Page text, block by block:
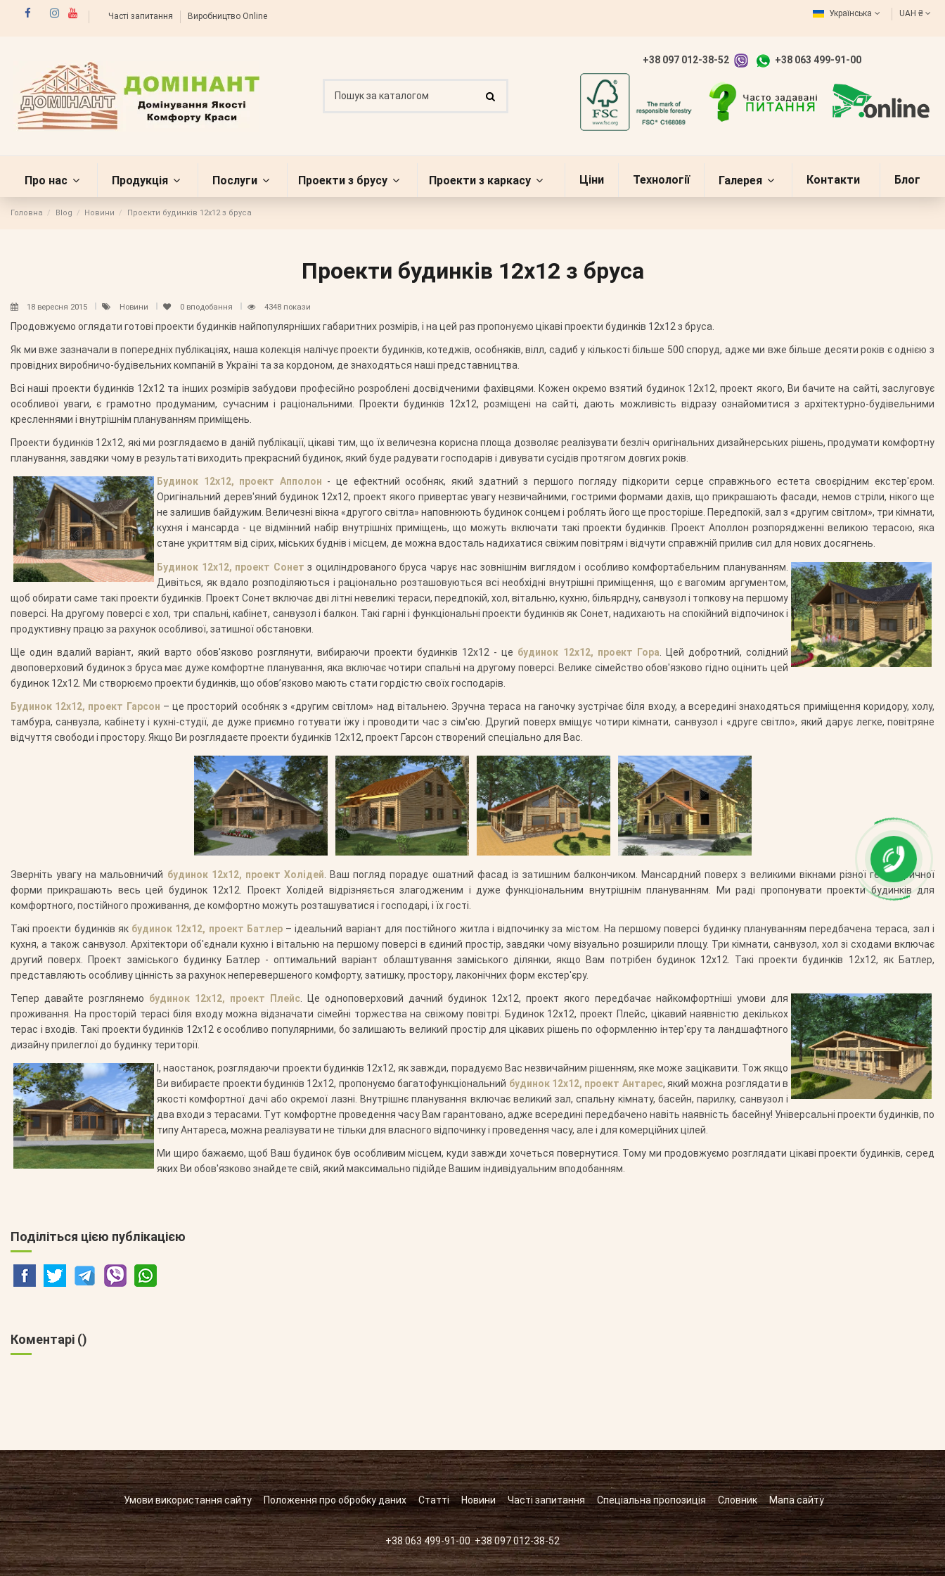
Часті запитання Виробництво Online Українська UAH ₴
+38 097 012-38-52 +38 063 499-91-00
Про нас Продукція Послуги Проекти з брусу Проекти з каркасу Ціни Технології Галерея Контакти Блог
Головна Blog Новини Проекти будинків 12х12 з бруса
Проекти будинків 12х12 з бруса
18 вересня 2015 Новини 0 вподобання 4348 покази
Продовжуємо оглядати готові проекти будинків найпопулярніших габаритних розмірів, і на цей раз пропонуємо цікаві проекти будинків 12х12 з бруса.
Як ми вже зазначали в попередніх публікаціях, наша колекція налічує проекти будинків, котеджів, особняків, вілл, садиб у кількості більше 500 споруд, адже ми вже більше десяти років є однією з
провідних виробничо-будівельних компаній в Україні та за кордоном, де знаходяться наші представництва.
Всі наші проекти будинків 12х12 та інших розмірів забудови професійно розроблені досвідченими фахівцями. Кожен окремо взятий будинок 12х12, проект якого, Ви бачите на сайті, заслуговує
особливої уваги, є грамотно продуманим, сучасним і раціональними. Проекти будинків 12х12, розміщені на сайті, дають можливість відразу ознайомитися з архітектурно-будівельними
кресленнями і внутрішнім плануванням приміщень.
Проекти будинків 12х12, які ми розглядаємо в даній публікації, цікаві тим, що їх величезна корисна площа дозволяє реалізувати безліч оригінальних дизайнерських рішень, продумати комфортну
планування, завдяки чому в результаті виходить прекрасний будинок, який буде радувати господарів і дивувати сусідів протягом довгих років.
Будинок 12х12, проект Апполон - це ефектний особняк, який здатний з першого погляду підкорити серце справжнього естета своєрідним екстер'єром.
Оригінальний дерев'яний будинок 12х12, проект якого привертає увагу незвичайними, гострими формами дахів, що прикрашають фасади, немов стріли, нікого ще
не залишив байдужим. Величезні вікна «другого світла» наповнюють будинок сонцем і роблять його ще просторіше. Передпокій, зал з «другим світлом», три кімнати,
кухня і мансарда - це відмінний набір внутрішніх приміщень, що можуть включати такі проекти будинків. Проект Аполлон розпорядженні великою терасою, яка
стане укриттям від сірих, міських буднів і місцем, де можна вдосталь надихатися свіжим повітрям і відчути справжній прилив сил для нових досягнень.
Будинок 12х12, проект Сонет з оциліндрованого бруса чарує нас зовнішнім виглядом і особливо комфортабельним плануванням.
Дивіться, як вдало розподіляються і раціонально розташовуються всі необхідні внутрішні приміщення, що є вагомим аргументом,
щоб обирати саме такі проекти будинків. Проект Сонет включає дві літні невеликі тераси, передпокій, хол, вітальню, кухню, більярдну, санвузол і топкову на першому
поверсі. На другому поверсі є хол, три спальні, кабінет, санвузол і балкон. Такі гарні і функціональні проекти будинків як Сонет, надихають на спокійний відпочинок і
продуктивну працю за рахунок особливої, затишної обстановки.
Ще один вдалий варіант, який варто обов'язково розглянути, вибираючи проекти будинків 12х12 - це будинок 12х12, проект Гора . Цей добротний, солідний
двоповерховий будинок з бруса має дуже комфортне планування, яка включає чотири спальні на другому поверсі. Велике сімейство обов'язково гідно оцінить цей
будинок 12х12. Ми створюємо проекти будинків, що обов’язково мають стати гордістю своїх господарів.
Будинок 12х12, проект Гарсон – це просторий особняк з «другим світлом» над вітальнею. Зручна тераса на ганочку зустрічає біля входу, а всередині знаходяться приміщення коридору, холу,
тамбура, санвузла, кабінету і кухні-студії, де дуже приємно готувати їжу і проводити час з сім'єю. Другий поверх вміщує чотири кімнати, санвузол і «друге світло», який дарує легке, повітряне
відчуття свободи і простору. Якщо Ви розглядаєте проекти будинків 12х12, проект Гарсон створений спеціально для Вас.
Зверніть увагу на мальовничий будинок 12х12, проект Холідей . Ваш погляд порадує ошатний фасад із затишним балкончиком. Мансардний поверх з великими вікнами різної геометричної
форми прикрашають весь цей будинок 12х12. Проект Холідей відрізняється злагодженим і дуже функціональним внутрішнім плануванням. Ми раді пропонувати проекти будинків для
комфортного, постійного проживання, де комфортно можуть розташуватися і господарі, і їх гості.
Такі проекти будинків як будинок 12х12, проект Батлер– ідеальний варіант для постійного житла і відпочинку за містом. На першому поверсі будинку плануванням передбачена тераса, зал і
кухня, а також санвузол. Архітектори об'єднали кухню і вітальню на першому поверсі в єдиний простір, завдяки чому візуально розширили площу. Три кімнати, санвузол, хол зі сходами включає
другий поверх. Проект заміського будинку Батлер - оптимальний варіант облаштування заміського ділянки, якщо Вам потрібен будинок 12х12. Такі проекти будинків 12х12, як Батлер,
представляють особливу цінність за рахунок неперевершеного комфорту, затишку, простору, лаконічних форм екстер'єру.
Тепер давайте розглянемо будинок 12х12, проект Плейс . Це одноповерховий дачний будинок 12х12, проект якого передбачає найкомфортніші умови для
проживання. На просторій терасі біля входу можна відзначати сімейні торжества на свіжому повітрі. Будинок 12х12, проект Плейс, цікавий наявністю декількох
терас і входів. Такі проекти будинків 12х12 є особливо популярними, бо залишають великий простір для цікавих рішень по оформленню інтер'єру та ландшафтного
дизайну прилеглої до будинку території.
І, наостанок, розглядаючи проекти будинків 12х12, як завжди, порадуємо Вас незвичайним рішенням, яке може зацікавити. Тож якщо
Ви вибираєте проекти будинків 12х12, пропонуємо багатофункціональний будинок 12х12, проект Антарес, який можна розглядати в
якості комфортної дачі або окремої лазні. Внутрішнє планування включає великий зал, спальну кімнату, басейн, парилку, санвузол і
два входи з терасами. Тут комфортне проведення часу Вам гарантовано, адже всередині передбачено навіть наявність басейну! Універсальні проекти будинків, по
типу Антареса, можна реалізувати не тільки для власного відпочинку і проведення часу, але і для комерційних цілей.
Ми щиро бажаємо, щоб Ваш будинок був особливим місцем, куди завжди хочеться повернутися. Тому ми продовжуємо розглядати цікаві проекти будинків, серед
яких Ви обов'язково знайдете свій, який максимально підійде Вашим індивідуальним вподобанням.
Поділіться цією публікацією
Коментарі ()
Умови використання сайту Положення про обробку даних Статті Новини Часті запитання Спеціальна пропозиція Словник Мапа сайту
+38 063 499-91-00+38 097 012-38-52